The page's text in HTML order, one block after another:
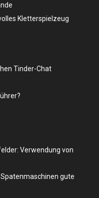
Kletterspielzeug
Tinder-Chat
Verwendung von
gute